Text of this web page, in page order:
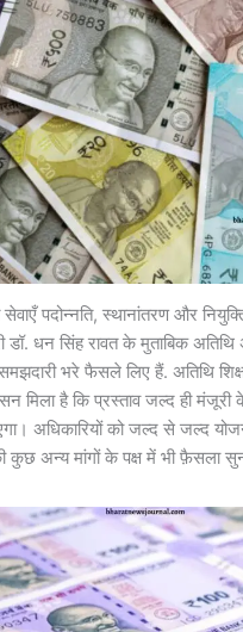
सेवाएँ पदोन्नति, स्थानांतरण और
डॉ. धन सिंह रावत के मुताबिक
भरे फैसले लिए हैं. अतिथि
मिला है कि प्रस्ताव जल्द ही मंजूरी
अधिकारियों को जल्द से जल्द
अन्य मांगों के पक्ष में भी फ़ैसला